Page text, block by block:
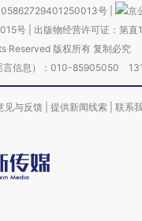
号
京
号| 出版物经营许可证：第
Reserved 版权所有 复制必究
言信息）：010-85905050
见与反馈 提供新闻线索 联系